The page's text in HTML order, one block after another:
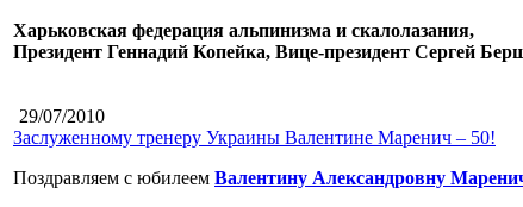
Харьковская федерация альпинизма и скалолазания,
Президент Геннадий Копейка, Вице-президент Сергей
29/07/2010
Заслуженному тренеру Украины Валентине Маренич – 50!
Поздравляем с юбилеем Валентину Александровну